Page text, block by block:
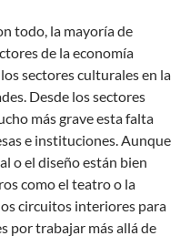
todo, la mayoría de
de la economía
sectores culturales en la
Desde los sectores
más grave esta falta
e instituciones. Aunque
o el diseño están bien
como el teatro o la
circuitos interiores para
por trabajar más allá de